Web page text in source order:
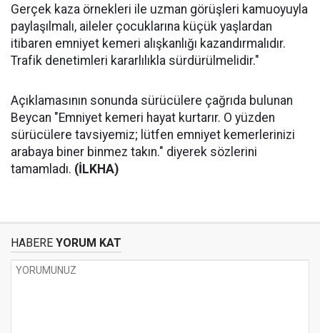
Gerçek kaza örnekleri ile uzman görüşleri kamuoyuyla
paylaşılmalı, aileler çocuklarına küçük yaşlardan
itibaren emniyet kemeri alışkanlığı kazandırmalıdır.
Trafik denetimleri kararlılıkla sürdürülmelidir."
Açıklamasının sonunda sürücülere çağrıda bulunan
Beycan "Emniyet kemeri hayat kurtarır. O yüzden
sürücülere tavsiyemiz; lütfen emniyet kemerlerinizi
arabaya biner binmez takın." diyerek sözlerini
tamamladı. (İLKHA)
HABERE YORUM KAT